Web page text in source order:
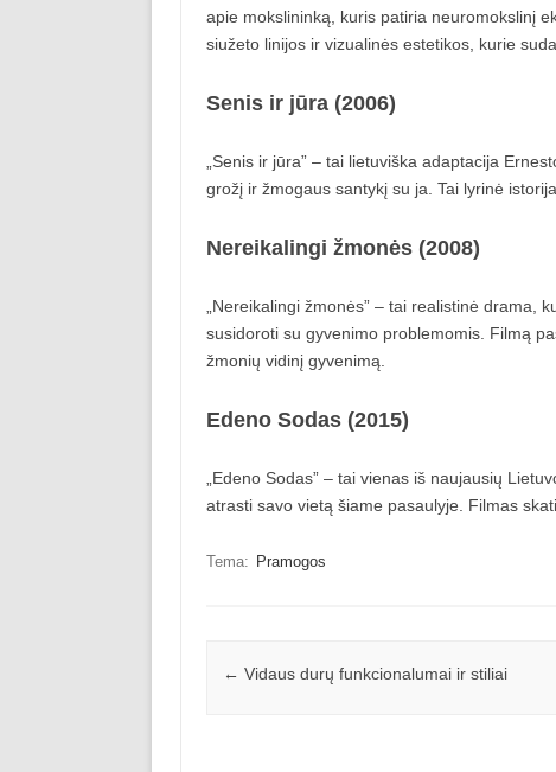
apie mokslininką, kuris patiria neuromokslinį
siužeto linijos ir vizualinės estetikos, kurie
Senis ir jūra (2006)
„Senis ir jūra” – tai lietuviška adaptacija
grožį ir žmogaus santykį su ja. Tai lyrinė
Nereikalingi žmonės (2008)
„Nereikalingi žmonės” – tai realistinė drama,
susidoroti su gyvenimo problemomis. Filmą
žmonių vidinį gyvenimą.
Edeno Sodas (2015)
„Edeno Sodas” – tai vienas iš naujausių
atrasti savo vietą šiame pasaulyje. Filmas
Tema: Pramogos
Įrašo navigacija
← Vidaus durų funkcionalumai ir stiliai